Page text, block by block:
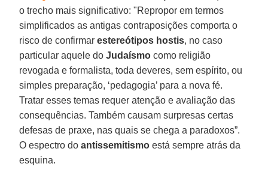
o trecho mais significativo: "Repropor em termos
simplificados as antigas contraposições comporta o
risco de confirmarestereótipos hostis, no caso
particular aquele doJudaísmo como religião
revogada e formalista, toda deveres, sem espírito, ou
simples preparação, ‘pedagogia’ para a nova fé.
Tratar esses temas requer atenção e avaliação das
consequências. Também causam surpresas certas
defesas de praxe, nas quais se chega a paradoxos”.
O espectro doantissemitismo está sempre atrás da
esquina.